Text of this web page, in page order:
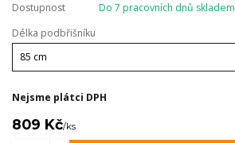
Dostupnost
Do 7 pracovních dnů skladem
Délka podbřišníku
Nejsme plátci DPH
809 Kč/ks